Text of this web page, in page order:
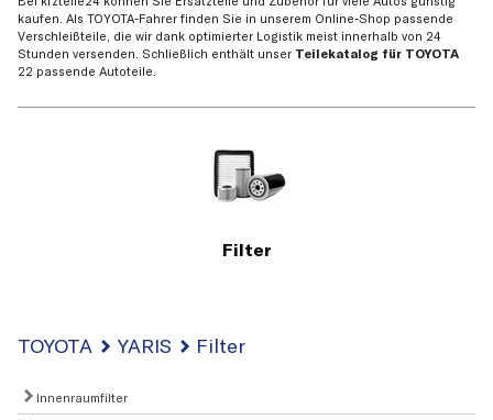
kaufen. Als TOYOTA-Fahrer finden Sie in unserem Online-Shop passende
Verschleißteile, die wir dank optimierter Logistik meist innerhalb von 24
Stunden versenden. Schließlich enthält unser Teilekatalog für TOYOTA
22 passende Autoteile.
Filter
TOYOTA YARIS Filter
Innenraumfilter